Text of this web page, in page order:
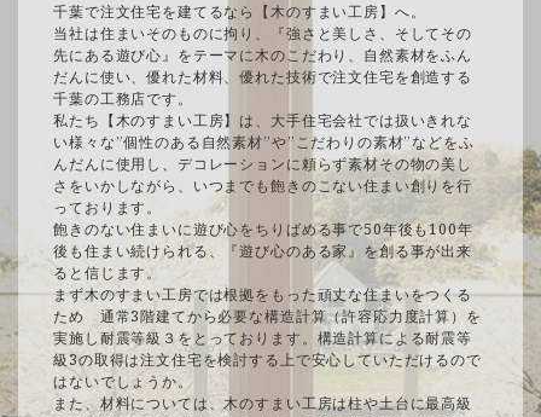
千葉で注文住宅を建てるなら【木のすまい工房】へ。
当社は住まいそのものに拘り、『強さと美しさ、そしてその
先にある遊び心』をテーマに木のこだわり、自然素材をふん
だんに使い、優れた材料、優れた技術で注文住宅を創造する
千葉の工務店です。
私たち【木のすまい工房】は、大手住宅会社では扱いきれな
い様々な”個性のある自然素材”や”こだわりの素材”などをふ
んだんに使用し、デコレーションに頼らず素材その物の美し
さをいかしながら、いつまでも飽きのこない住まい創りを行
っております。
飽きのない住まいに遊び心をちりばめる事で50年後も100年
後も住まい続けられる、『遊び心のある家』を創る事が出来
ると信じます。
まず木のすまい工房では根拠をもった頑丈な住まいをつくる
ため 通常3階建てから必要な構造計算（許容応力度計算）を
実施し耐震等級３をとっております。構造計算による耐震等
級3の取得は注文住宅を検討する上で安心していただけるので
はないでしょうか。
また、材料については、木のすまい工房は柱や土台に最高級